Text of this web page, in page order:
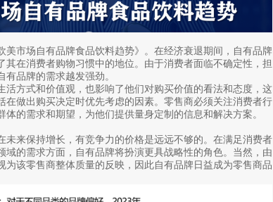
市场自有品牌食品饮料趋势》。在经济衰退期间，自有品牌
其在消费者购物习惯中的地位。由于消费者面临不确定性，担
品牌的需求越发强劲。
活方式和价值观，也影响了他们对购买价值的看法和态度，这
在做出购买决定时优先考虑的因素。零售商必须关注消费者行
的需求和期望，为他们提供量身定制的信息和解决方案。
未来保持增长，有竞争力的价格是远远不够的。在满足消费者
域的需求方面，自有品牌将扮演更具战略性的角色。当然，由
为该零售商整体质量的反映，因此自有品牌日益成为零售商品